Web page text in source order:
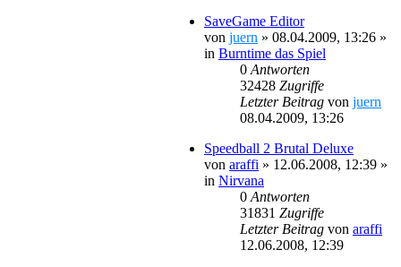
SaveGame Editor
von juern » 08.04.2009, 13:26 »
in Burntime das Spiel
0 Antworten
32428 Zugriffe
Letzter Beitrag von juern
08.04.2009, 13:26
Speedball 2 Brutal Deluxe
von araffi » 12.06.2008, 12:39 »
in Nirvana
0 Antworten
31831 Zugriffe
Letzter Beitrag von araffi
12.06.2008, 12:39